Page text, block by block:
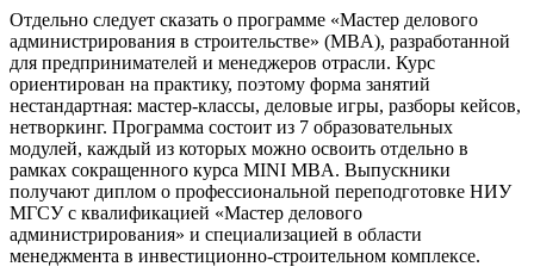
Отдельно следует сказать о программе «Мастер делового
администрирования в строительстве» (MBA), разработанной
для предпринимателей и менеджеров отрасли. Курс
ориентирован на практику, поэтому форма занятий
нестандартная: мастер-классы, деловые игры, разборы кейсов,
нетворкинг. Программа состоит из 7 образовательных
модулей, каждый из которых можно освоить отдельно в
рамках сокращенного курса MINI MBA. Выпускники
получают диплом о профессиональной переподготовке НИУ
МГСУ с квалификацией «Мастер делового
администрирования» и специализацией в области
менеджмента в инвестиционно-строительном комплексе.